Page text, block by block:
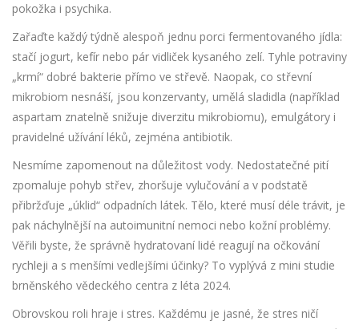
pokožka i psychika.
Zařaďte každý týdně alespoň jednu porci fermentovaného jídla:
stačí jogurt, kefír nebo pár vidliček kysaného zelí. Tyhle potraviny
„krmí“ dobré bakterie přímo ve střevě. Naopak, co střevní
mikrobiom nesnáší, jsou konzervanty, umělá sladidla (například
aspartam znatelně snižuje diverzitu mikrobiomu), emulgátory i
pravidelné užívání léků, zejména antibiotik.
Nesmíme zapomenout na důležitost vody. Nedostatečné pití
zpomaluje pohyb střev, zhoršuje vylučování a v podstatě
přibržďuje „úklid“ odpadních látek. Tělo, které musí déle trávit, je
pak náchylnější na autoimunitní nemoci nebo kožní problémy.
Věřili byste, že správně hydratovaní lidé reagují na očkování
rychleji a s menšími vedlejšími účinky? To vyplývá z mini studie
brněnského vědeckého centra z léta 2024.
Obrovskou roli hraje i stres. Každému je jasné, že stres ničí